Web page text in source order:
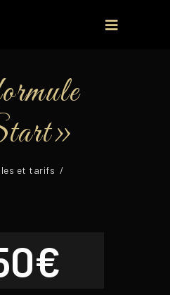
et tarifs /